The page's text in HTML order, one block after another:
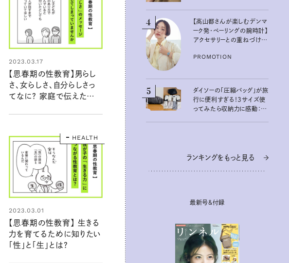
2023.03.17
【思春期の性教育】男らし
さ、女らしさ、自分らしさっ
てなに？ 家庭で伝えたい
HEALTH
2023.03.01
【思春期の性教育】 生きる
力を育てるために知りたい
「性」と「生」とは？
4
【高山都さんが楽しむデンマ
ーク発・ベーリングの腕時計】
アクセサリーとの重ねづけも
選
PROMOTION
5
ダイソーの「圧縮バッグ」が旅
行に便利すぎる！3サイズ使
ってみたら収納力に感動：
ランキングをもっと見る
最新号＆付録